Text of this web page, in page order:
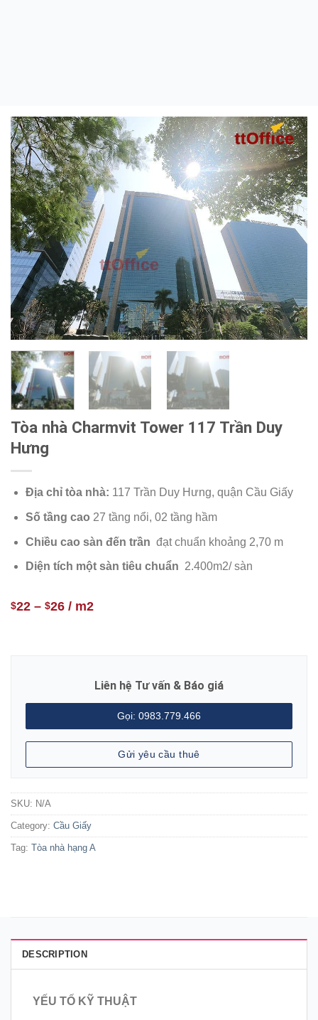
Tòa nhà Charmvit Tower 117 Trần Duy
Hưng
Địa chỉ tòa nhà: 117 Trần Duy Hưng, quận Cầu Giấy
Số tầng cao 27 tầng nổi, 02 tầng hầm
Chiều cao sàn đến trần đạt chuẩn khoảng 2,70 m
Diện tích một sàn tiêu chuẩn 2.400m2/ sàn
$22 – $26 / m2
Liên hệ Tư vấn & Báo giá
Gọi: 0983.779.466
Gửi yêu cầu thuê
SKU: N/A
Category: Cầu Giấy
Tag: Tòa nhà hạng A
DESCRIPTION
YẾU TỐ KỸ THUẬT